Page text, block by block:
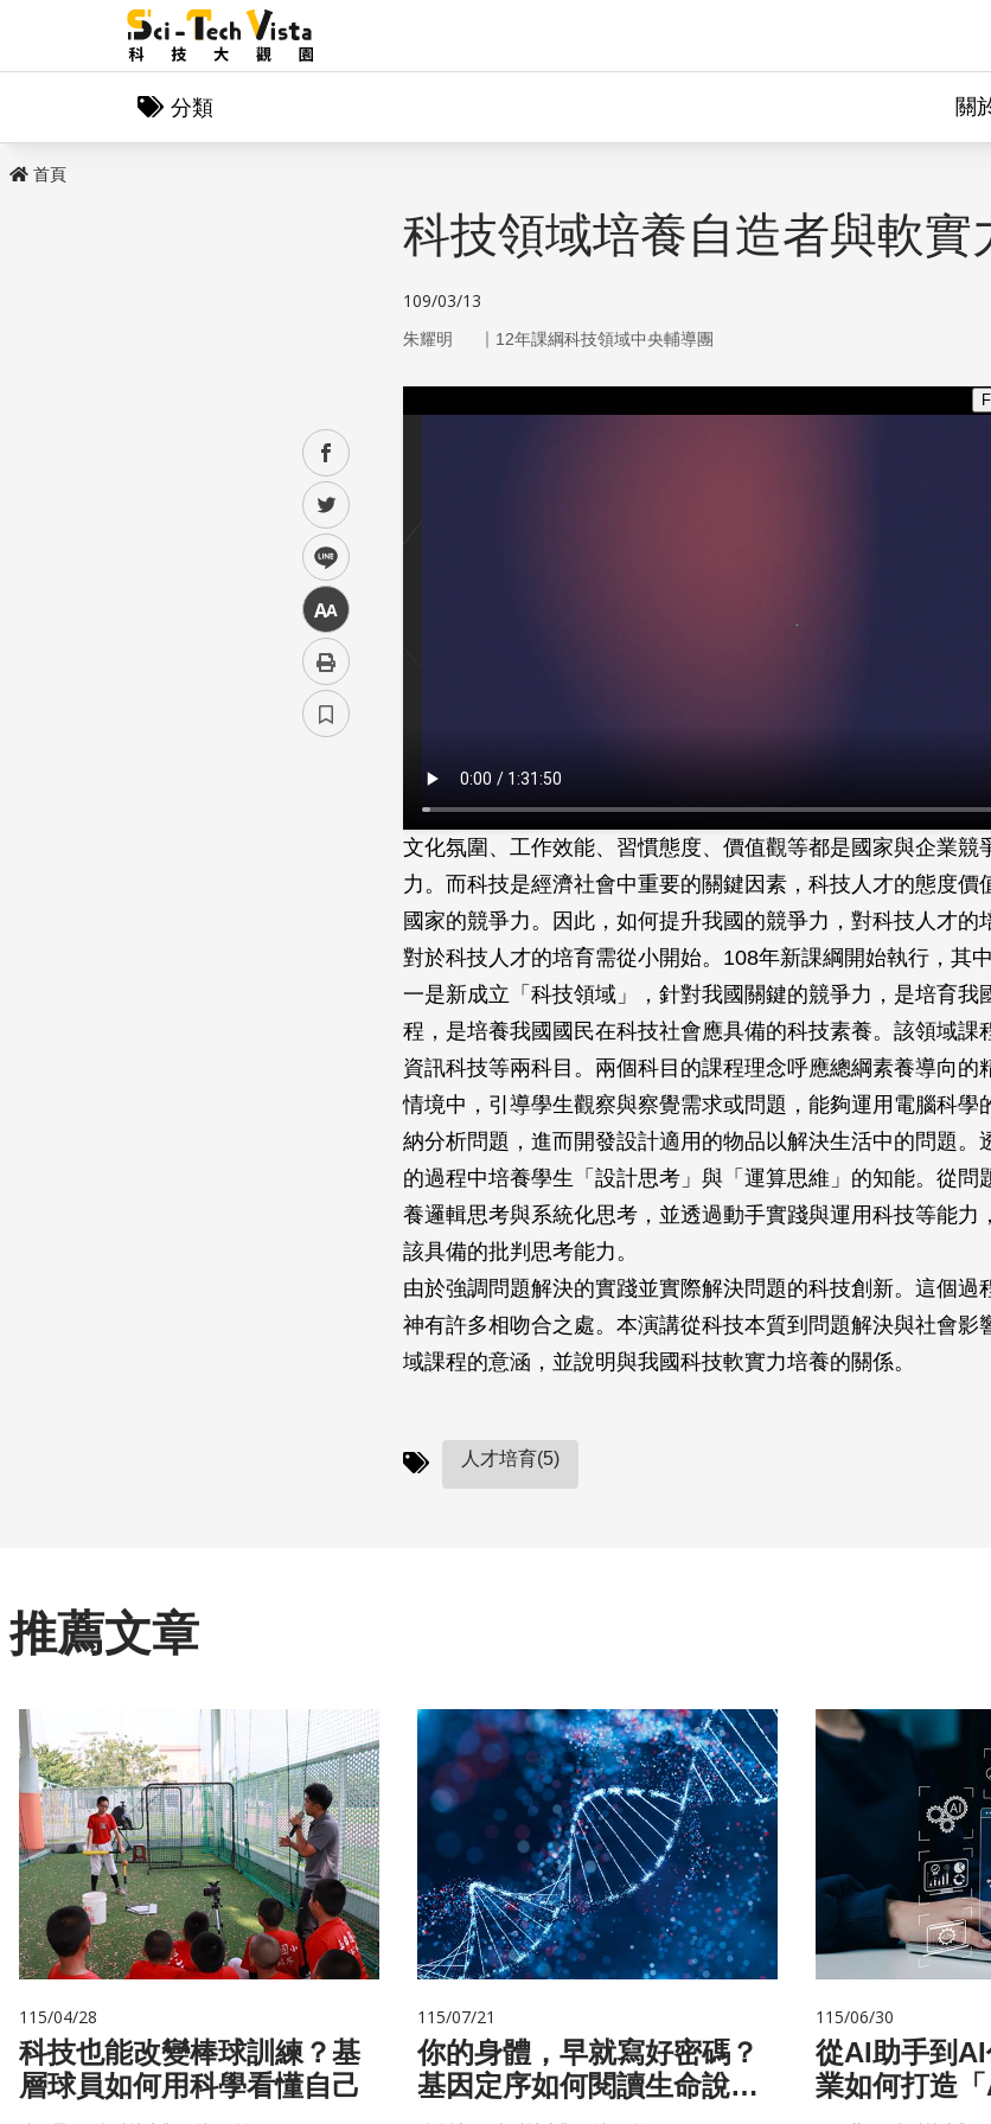
分類 關
首頁
facebook
twitter
line
中
科技領域培養自造者與軟實
109/03/13
朱耀明 ｜ 12年課綱科技領域中央輔導團
文化氛圍、工作效能、習慣態度、價值觀等都是國家與企業競
力。而科技是經濟社會中重要的關鍵因素，科技人才的態度價
國家的競爭力。因此，如何提升我國的競爭力，對科技人才的
對於科技人才的培育需從小開始。108年新課綱開始執行，其
一是新成立「科技領域」，針對我國關鍵的競爭力，是培育我
程，是培養我國國民在科技社會應具備的科技素養。該領域課
資訊科技等兩科目。兩個科目的課程理念呼應總綱素養導向的
情境中，引導學生觀察與察覺需求或問題，能夠運用電腦科學
納分析問題，進而開發設計適用的物品以解決生活中的問題。
的過程中培養學生「設計思考」與「運算思維」的知能。從問
養邏輯思考與系統化思考，並透過動手實踐與運用科技等能力
該具備的批判思考能力。
由於強調問題解決的實踐並實際解決問題的科技創新。這個過
神有許多相吻合之處。本演講從科技本質到問題解決與社會影
域課程的意涵，並說明與我國科技軟實力培養的關係。
人才培育(5)
推薦文章
115/04/28
科技也能改變棒球訓練？基
層球員如何用科學看懂自己
115/07/21
你的身體，早就寫好密碼？
基因定序如何閱讀生命說明
115/06/30
從AI助手到
業如何打造